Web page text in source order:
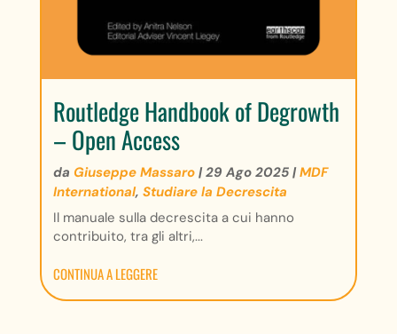
Routledge Handbook of Degrowth
– Open Access
da Giuseppe Massaro|29 Ago 2025|MDF
International, Studiare la Decrescita
Il manuale sulla decrescita a cui hanno
contribuito, tra gli altri,...
CONTINUA A LEGGERE